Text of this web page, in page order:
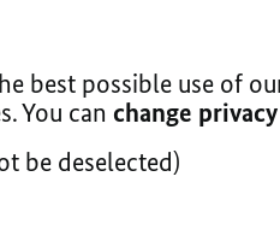
best possible use of
You can change
be deselected)